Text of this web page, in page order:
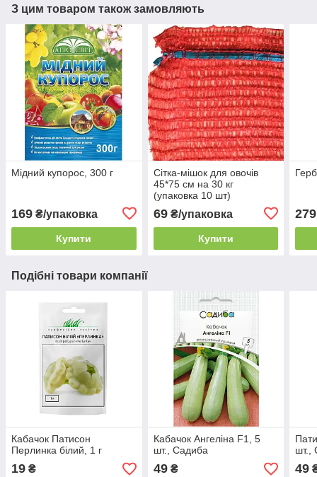
З цим товаром також замовляють
Мідний купорос, 300 г
169 ₴/упаковка
Купити
Сітка-мішок для овочів
45*75 см на 30 кг
(упаковка 10 шт)
69₴/упаковка
Купити
279
Подібні товари компанії
Кабачок Патисон
Перлинка білий, 1 г
19 ₴
Кабачок Ангеліна F1, 5
шт., Садиба
49₴
шт.,
49